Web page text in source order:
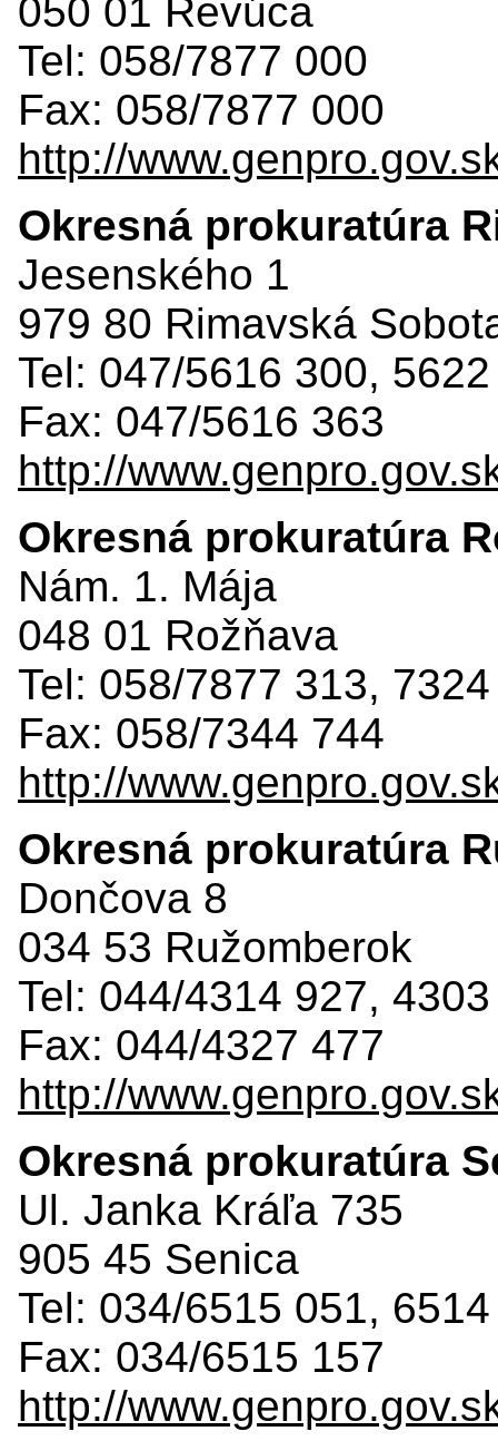
050 01 Revúca
Tel: 058/7877 000
Fax: 058/7877 000
http://
Okresná prokuratúra
Jesenského 1
979 80 Rimavská
Tel: 047/5616 300,
Fax: 047/5616 363
http://
Okresná prokuratúra
Nám. 1. Mája
048 01 Rožňava
Tel: 058/7877 313,
Fax: 058/7344 744
http://
Okresná prokuratúra
Dončova 8
034 53 Ružomberok
Tel: 044/4314 927,
Fax: 044/4327 477
http://
Okresná prokuratúra
Ul. Janka Kráľa 735
905 45 Senica
Tel: 034/6515 051,
Fax: 034/6515 157
http://